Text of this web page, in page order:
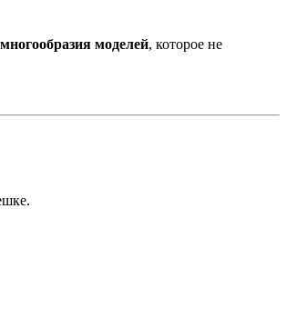
многообразия моделей, которое не